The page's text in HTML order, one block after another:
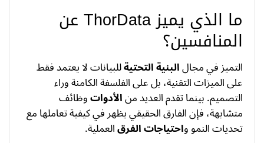
ما الذي يميز ThorData عن
المنافسين؟
التميز في مجالالبنية التحتيةللبيانات لا يعتمد فقط
على الميزات التقنية، بل على الفلسفة الكامنة وراء
التصميم. بينما تقدم العديد منالأدواتوظائف
متشابهة، فإن الفارق الحقيقي يظهر في كيفية تعاملها مع
تحديات النمو واحتياجاتالفرقالعملية.